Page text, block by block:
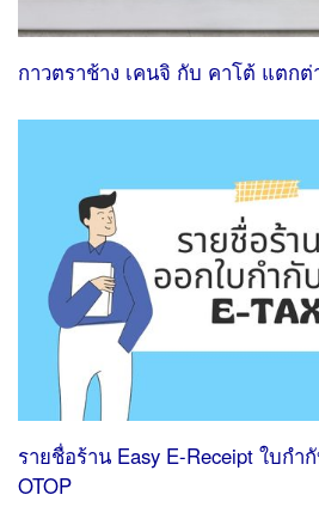
กาวตราช้าง เคนจิ กับ คาโต้ แตกต่
รายชื่อร้าน Easy E-Receipt ใบกํ
OTOP